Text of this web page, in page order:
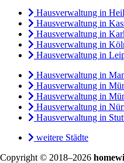
Hausverwaltung in
Hausverwaltung in
Hausverwaltung in
Hausverwaltung in
Hausverwaltung in
Hausverwaltung in
Hausverwaltung in
Hausverwaltung in
Hausverwaltung in
Hausverwaltung in
weitere Städte
Copyright © 2018–2026